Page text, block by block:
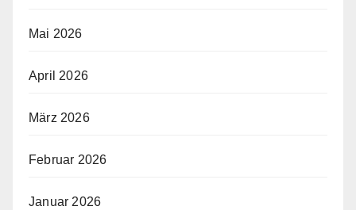
Mai 2026
April 2026
März 2026
Februar 2026
Januar 2026